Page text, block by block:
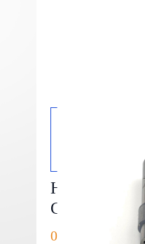
Hole Juice
Carto V2
0,83 € HT